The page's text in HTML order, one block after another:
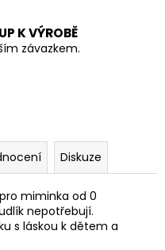
K VÝROBĚ
závazkem.
Diskuze
miminka od 0
nepotřebují.
s láskou k dětem a